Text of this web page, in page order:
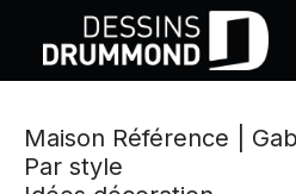
Maison Référence |
Par style